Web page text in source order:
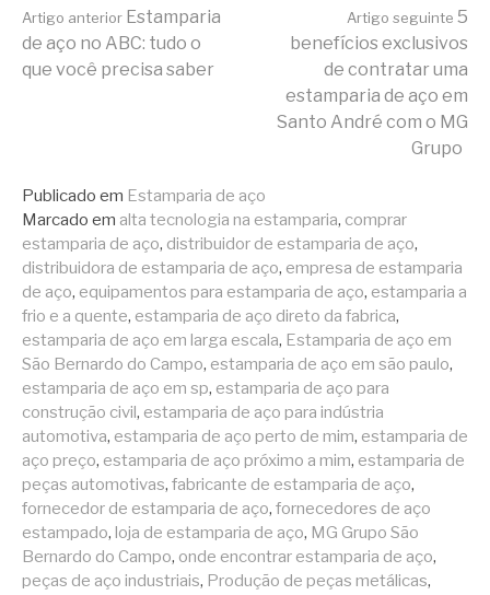
Continue
Artigo anterior Estamparia
de aço no ABC: tudo o
que você precisa saber
Artigo seguinte 5
benefícios exclusivos
de contratar uma
estamparia de aço em
Santo André com o MG
Grupo
Publicado em Estamparia de aço
Marcado em alta tecnologia na estamparia, comprar
estamparia de aço, distribuidor de estamparia de aço,
distribuidora de estamparia de aço, empresa de estamparia
de aço, equipamentos para estamparia de aço, estamparia a
frio e a quente, estamparia de aço direto da fabrica,
estamparia de aço em larga escala, Estamparia de aço em
São Bernardo do Campo, estamparia de aço em são paulo,
estamparia de aço em sp, estamparia de aço para
construção civil, estamparia de aço para indústria
automotiva, estamparia de aço perto de mim, estamparia de
aço preço, estamparia de aço próximo a mim, estamparia de
peças automotivas, fabricante de estamparia de aço,
fornecedor de estamparia de aço, fornecedores de aço
estampado, loja de estamparia de aço, MG Grupo São
Bernardo do Campo, onde encontrar estamparia de aço,
peças de aço industriais, Produção de peças metálicas,